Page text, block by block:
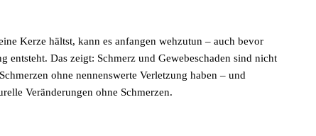
Kerze hältst, kann es anfangen wehzutun – auch bevor
entsteht. Das zeigt: Schmerz und Gewebeschaden sind nicht
ohne nennenswerte Verletzung haben – und
Veränderungen ohne Schmerzen.